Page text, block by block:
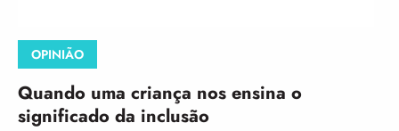
OPINIÃO
Quando uma criança nos ensina o
significado da inclusão